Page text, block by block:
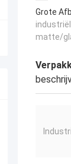
Grote
matte/